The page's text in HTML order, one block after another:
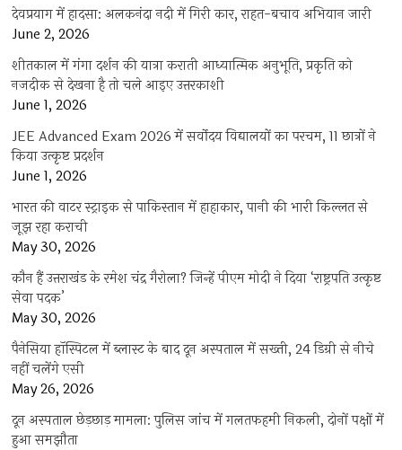
देवप्रयाग में हादसा: अलकनंदा नदी में गिरी कार, राहत-बचाव अभियान जारी
June 2, 2026
शीतकाल में गंगा दर्शन की यात्रा कराती आध्यात्मिक अनुभूति, प्रकृति को
नजदीक से देखना है तो चले आइए उत्तरकाशी
June 1, 2026
JEE Advanced Exam 2026 में सर्वोदय विद्यालयों का परचम, 11 छात्रों ने
किया उत्कृष्ट प्रदर्शन
June 1, 2026
भारत की वाटर स्ट्राइक से पाकिस्तान में हाहाकार, पानी की भारी किल्लत से
जूझ रहा कराची
May 30, 2026
कौन हैं उत्तराखंड के रमेश चंद्र गैरोला? जिन्हें पीएम मोदी ने दिया ‘राष्ट्रपति उत्कृष्ट
सेवा पदक’
May 30, 2026
पैनेसिया हॉस्पिटल में ब्लास्ट के बाद दून अस्पताल में सख्ती, 24 डिग्री से नीचे
नहीं चलेंगे एसी
May 26, 2026
दून अस्पताल छेड़छाड़ मामला: पुलिस जांच में गलतफहमी निकली, दोनों पक्षों में
हुआ समझौता